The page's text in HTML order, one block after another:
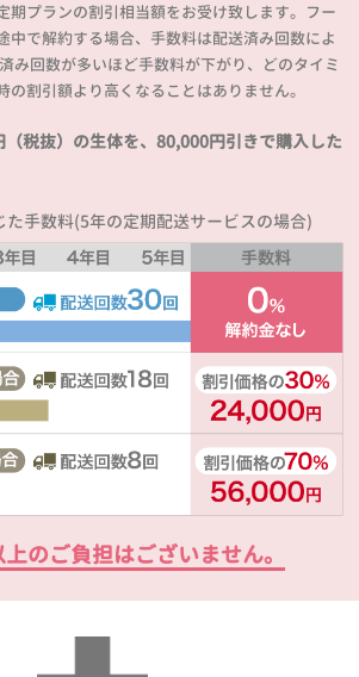
期プランの割引相当額をお受け致します。フー
中で解約する場合、手数料は配送済み回数によ
み回数が多いほど手数料が下がり、どのタイミ
の割引額より高くなることはありません。
税抜）の生体を、80,000円引きで購入した
た手数料(5年の定期配送サービスの場合)
のご負担はございません。